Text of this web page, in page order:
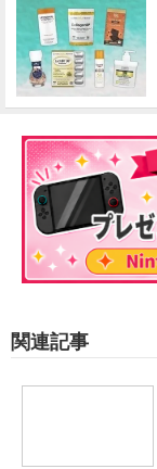
関連記事